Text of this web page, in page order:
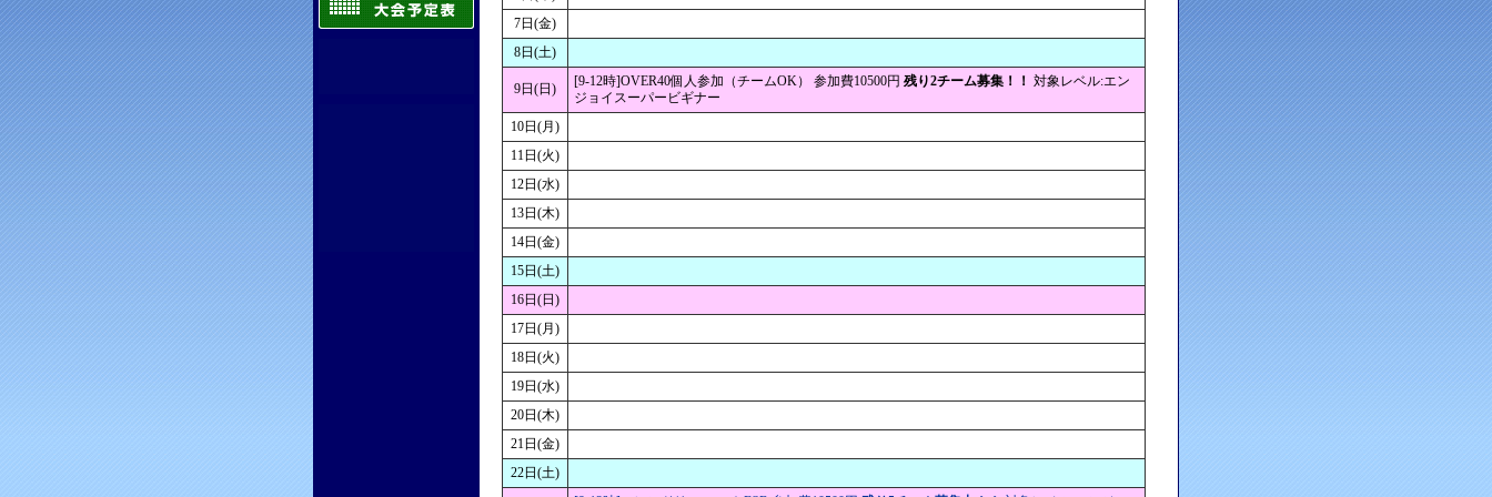
7日(金)
8日(土)
9日(日) [9-12時]OVER40個人参加（チームOK） 参加費10500円 残り2チーム募集！！ 対象レベル:エン
ジョイスーパービギナー
10日(月)
11日(火)
12日(水)
13日(木)
14日(金)
15日(土)
16日(日)
17日(月)
18日(火)
19日(水)
20日(木)
21日(金)
22日(土)